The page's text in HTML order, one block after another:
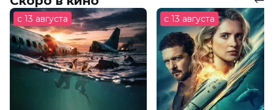
с 13 августа с 13 августа